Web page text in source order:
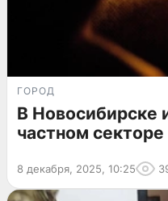
ГОРОД
В Новосибирске
частном секторе
8 декабря, 2025, 10:25